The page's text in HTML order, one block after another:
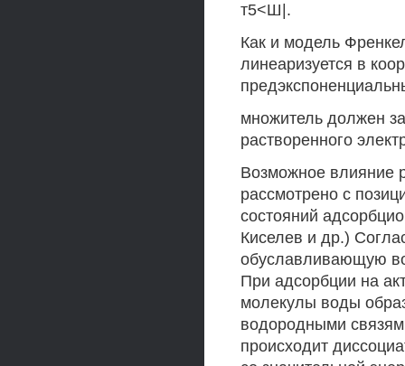
т5<Ш|.
Как и модель
линеаризуется в
множитель должен
растворенного
Возможное влияние
рассмотрено с
состояний
Киселев и др.)
обуславливающую
При адсорбции на
молекулы воды
водородными
происходит